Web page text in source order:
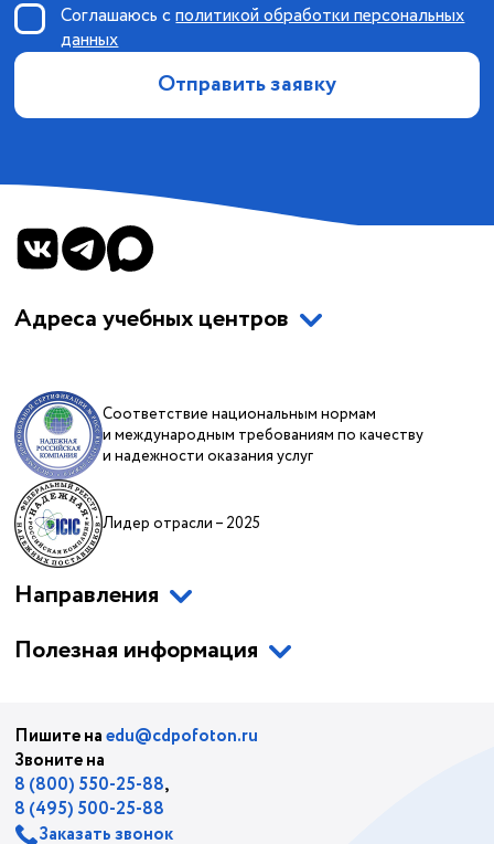
Отправить заявку
Соглашаюсь сполитикой обработки персональных
данных
Адреса учебных центров
Соответствие национальным нормам
и международным требованиям по качеству
и надежности оказания услуг
Лидер отрасли – 2025
Направления
Полезная информация
Пишите наedu@cdpofoton.ru
Звоните на
8 (800) 550-25-88,
8 (495) 500-25-88
Заказать звонок